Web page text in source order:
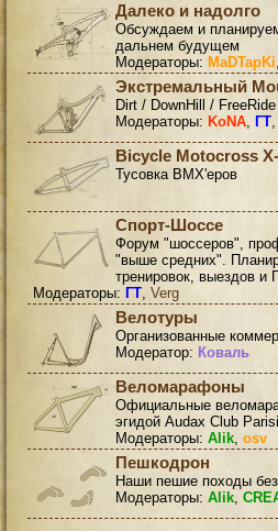
Далеко и надолго
Обсуждаем и
дальнем будущем
Модераторы: MaDTapKi,
Экстремальный
Dirt / DownHill /
Модераторы: KoNA, ГТ,
Bicycle Motocross
Тусовка BMX'еров
Спорт-Шоссе
Форум "шоссеров",
"выше средних".
тренировок, выездов и
Модераторы: ГТ, Verg
Велотуры
Организованные
Модератор: Коваль
Веломарафоны
Официальные
эгидой Audax Club
Модераторы: Alik, osv
Пешкодрон
Наши пешие походы
Модераторы: Alik,